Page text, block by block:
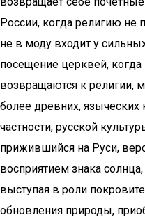
России, когда религию не
не в моду входит у
посещение церквей,
возвращаются к религии,
более древних, языческих
частности, русской
прижившийся на Руси,
восприятием знака
выступая в роли
обновления природы,